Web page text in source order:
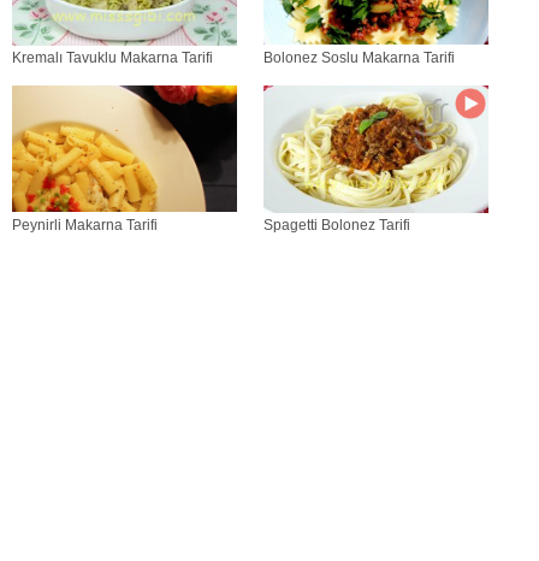
Kremalı Tavuklu Makarna Tarifi Bolonez Soslu Makarna Tarifi
Peynirli Makarna Tarifi Spagetti Bolonez Tarifi